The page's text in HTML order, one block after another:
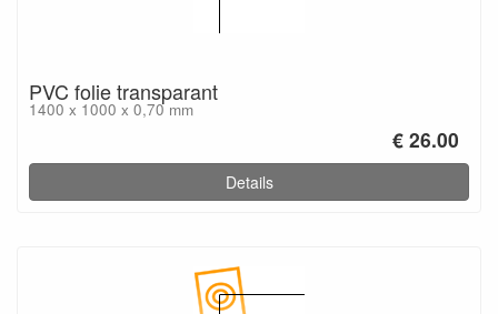
PVC folie transparant
1400 x 1000 x 0,70 mm
€ 26.00
Details